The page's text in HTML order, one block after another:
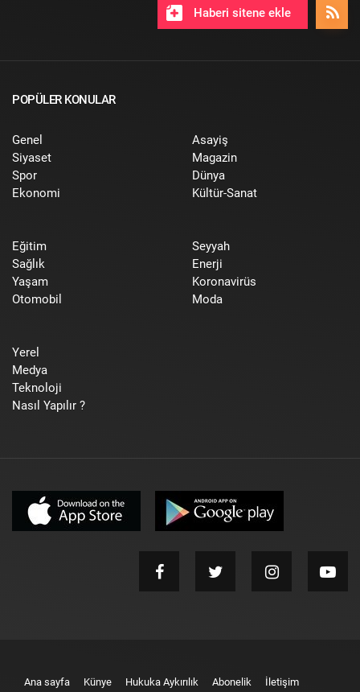
Haberi sitene ekle
POPÜLER KONULAR
Genel
Siyaset
Spor
Ekonomi
Asayiş
Magazin
Dünya
Kültür-Sanat
Eğitim
Sağlık
Yaşam
Otomobil
Seyyah
Enerji
Koronavirüs
Moda
Yerel
Medya
Teknoloji
Nasıl Yapılır ?
Ana sayfa Künye Hukuka Aykırılık Abonelik İletişim